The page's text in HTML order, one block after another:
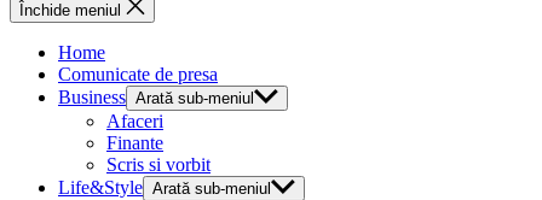
Închide meniul
Home
Comunicate de presa
Business Arată sub-meniul
Afaceri
Finante
Scris si vorbit
Life&Style Arată sub-meniul